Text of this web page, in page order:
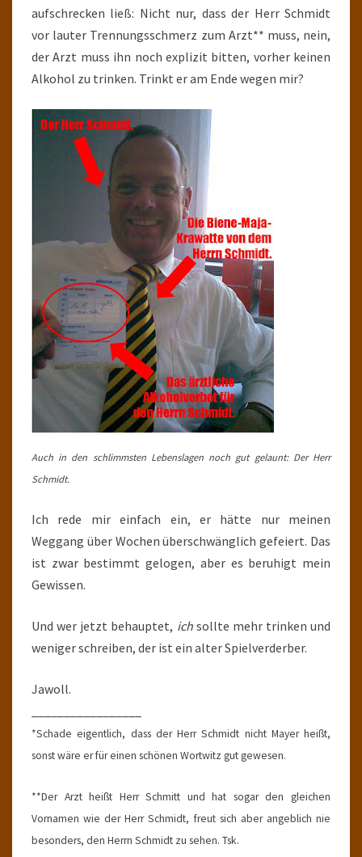
aufschrecken ließ: Nicht nur, dass der Herr Schmidt
vor lauter Trennungsschmerz zum Arzt** muss, nein,
der Arzt muss ihn noch explizit bitten, vorher keinen
Alkohol zu trinken. Trinkt er am Ende wegen mir?
Auch in den schlimmsten Lebenslagen noch gut gelaunt: Der Herr
Schmidt.
Ich rede mir einfach ein, er hätte nur meinen
Weggang über Wochen überschwänglich gefeiert. Das
ist zwar bestimmt gelogen, aber es beruhigt mein
Gewissen.
Und wer jetzt behauptet, ichsollte mehr trinken und
weniger schreiben, der ist ein alter Spielverderber.
Jawoll.
*Schade eigentlich, dass der Herr Schmidt nicht Mayer heißt,
sonst wäre er für einen schönen Wortwitz gut gewesen.
**Der Arzt heißt Herr Schmitt und hat sogar den gleichen
Vornamen wie der Herr Schmidt, freut sich aber angeblich nie
besonders, den Herrn Schmidt zu sehen. Tsk.